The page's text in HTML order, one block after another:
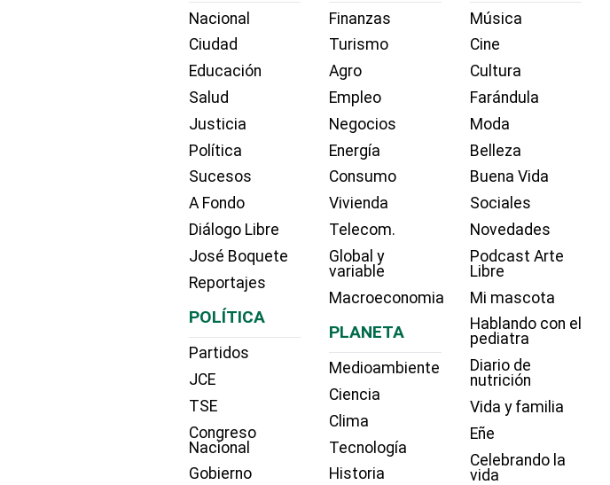
Nacional
Ciudad
Educación
Salud
Justicia
Política
Sucesos
A Fondo
Diálogo Libre
José Boquete
Reportajes
POLÍTICA
Partidos
JCE
TSE
Congreso
Nacional
Gobierno
Finanzas
Turismo
Agro
Empleo
Negocios
Energía
Consumo
Vivienda
Telecom.
Global y
variable
Macroeconomia
PLANETA
Medioambiente
Ciencia
Clima
Tecnología
Historia
Música
Cine
Cultura
Farándula
Moda
Belleza
Buena Vida
Sociales
Novedades
Podcast Arte
Libre
Mi mascota
Hablando con el
pediatra
Diario de
nutrición
Vida y familia
Eñe
Celebrando la
vida